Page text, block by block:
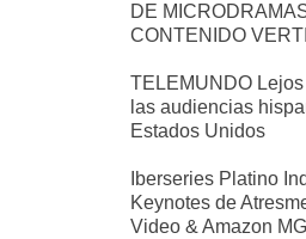
DE
CONTENIDO
TELEMUNDO
las audiencias
Estados Unidos
Iberseries Platino
Keynotes de
Video & Amazon